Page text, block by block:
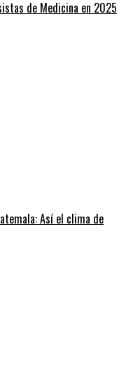
de Medicina en 2025
Así el clima de